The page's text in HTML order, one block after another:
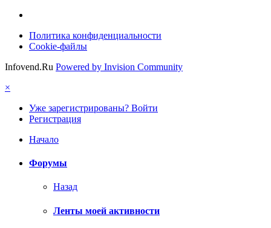
Политика конфиденциальности
Cookie-файлы
Infovend.Ru Powered by Invision Community
×
Уже зарегистрированы? Войти
Регистрация
Начало
Форумы
Назад
Ленты моей активности